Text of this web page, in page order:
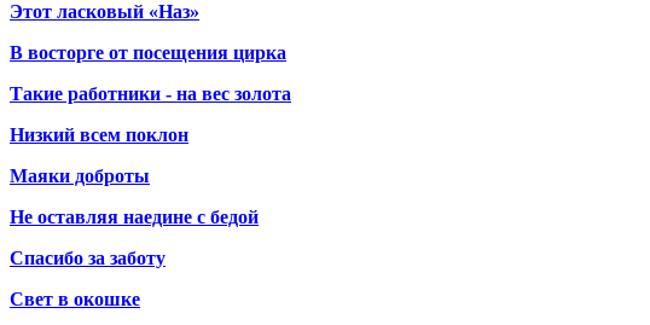
Этот ласковый «Наз»
В восторге от посещения цирка
Такие работники - на вес золота
Низкий всем поклон
Маяки доброты
Не оставляя наедине с бедой
Спасибо за заботу
Свет в окошке